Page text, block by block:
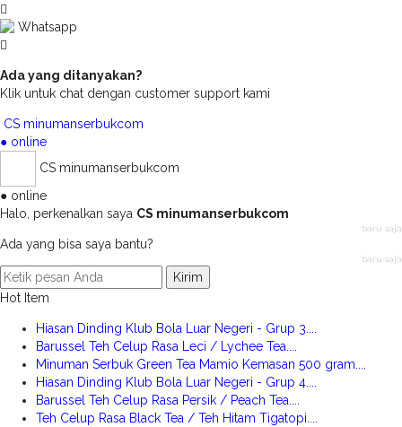
Whatsapp
Ada yang ditanyakan?
Klik untuk chat dengan customer support kami
CS minumanserbukcom
● online
CS minumanserbukcom
● online
Halo, perkenalkan saya CS minumanserbukcom
baru saja
Ada yang bisa saya bantu?
baru saja
Kirim
Hot Item
Hiasan Dinding Klub Bola Luar Negeri - Grup 3....
Barussel Teh Celup Rasa Leci / Lychee Tea....
Minuman Serbuk Green Tea Mamio Kemasan 500 gram....
Hiasan Dinding Klub Bola Luar Negeri - Grup 4....
Barussel Teh Celup Rasa Persik / Peach Tea....
Teh Celup Rasa Black Tea / Teh Hitam Tigatopi....